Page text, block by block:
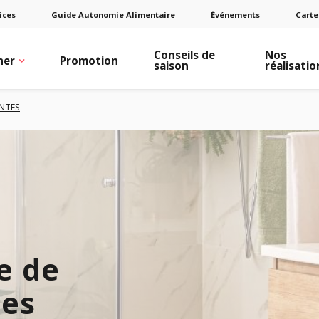
Guide Autonomie Alimentaire Événements
Promotion Conseils de
saison
Nos
de